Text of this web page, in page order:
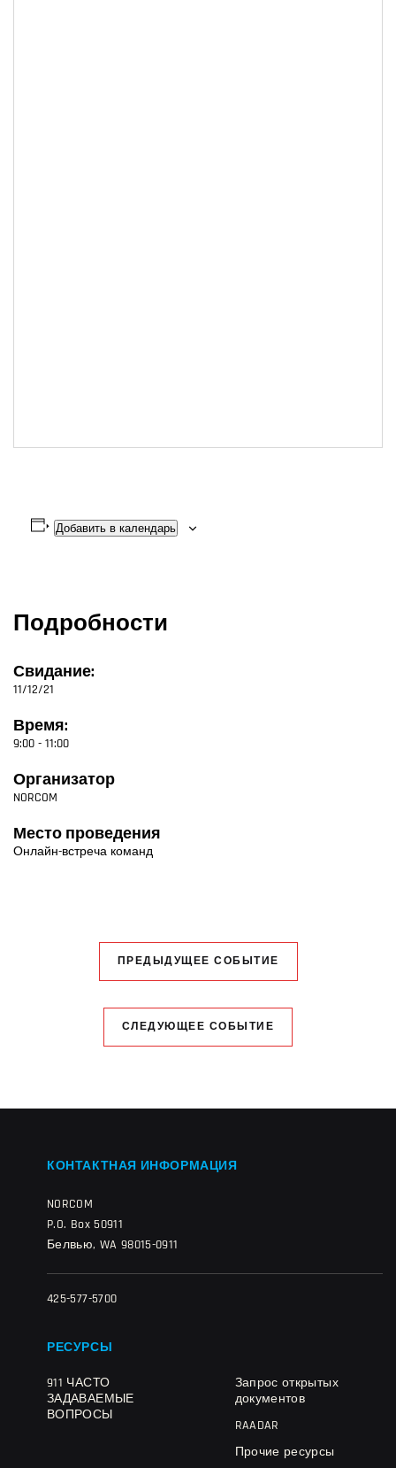
Добавить в календарь
Подробности
Свидание:
11/12/21
Время:
9:00 - 11:00
Организатор
NORCOM
Место проведения
Онлайн-встреча команд
ПРЕДЫДУЩЕЕ СОБЫТИЕ
СЛЕДУЮЩЕЕ СОБЫТИЕ
КОНТАКТНАЯ ИНФОРМАЦИЯ
NORCOM
P.O. Box 50911
Белвью, WA 98015-0911
425-577-5700
РЕСУРСЫ
911 ЧАСТО
ЗАДАВАЕМЫЕ
ВОПРОСЫ
Запрос открытых
документов
RAADAR
Прочие ресурсы